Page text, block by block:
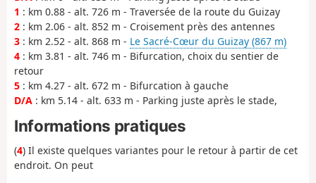
1 : km 0.88 - alt. 726 m - Traversée de la route du Guizay
2 : km 2.06 - alt. 852 m - Croisement près des antennes
3 : km 2.52 - alt. 868 m - Le Sacré-Cœur du Guizay (867 m)
4 : km 3.81 - alt. 746 m - Bifurcation, choix du sentier de
retour
5 : km 4.27 - alt. 672 m - Bifurcation à gauche
D/A : km 5.14 - alt. 633 m - Parking juste après le stade,
Informations pratiques
(4) Il existe quelques variantes pour le retour à partir de cet
endroit. On peut